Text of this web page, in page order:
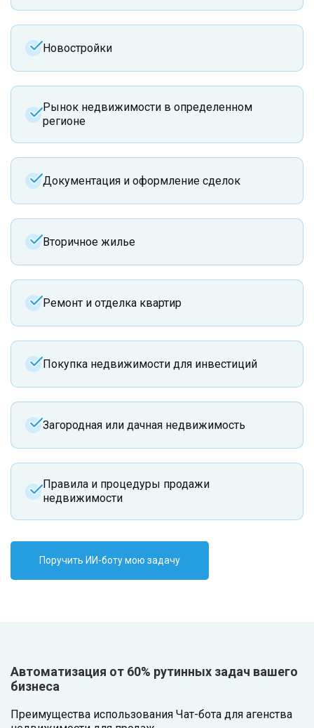
Новостройки
Рынок недвижимости в определенном
регионе
Документация и оформление сделок
Вторичное жилье
Ремонт и отделка квартир
Покупка недвижимости для инвестиций
Загородная или дачная недвижимость
Правила и процедуры продажи
недвижимости
Поручить ИИ-боту мою задачу
Автоматизация от 60% рутинных задач вашего
бизнеса
Преимущества использования Чат-бота для агенства